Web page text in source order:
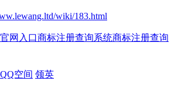
wiki/183.html
网入口商标注册查询系统商标注册查询
QQ空间 领英